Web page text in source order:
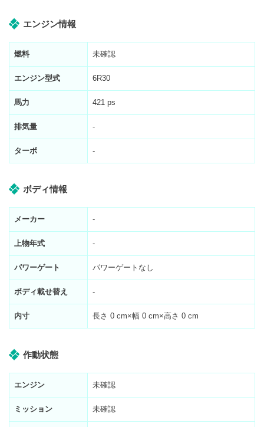
エンジン情報
燃料 未確認
エンジン型式 6R30
馬力 421 ps
排気量 -
ターボ -
ボディ情報
メーカー -
上物年式 -
パワーゲート パワーゲートなし
ボディ載せ替え -
内寸 長さ 0 cm×幅 0 cm×高さ 0 cm
作動状態
エンジン 未確認
ミッション 未確認